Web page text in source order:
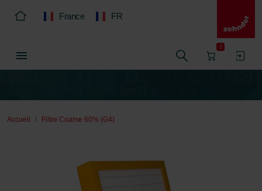
France FR
0
Accueil Filtre Coarse 60% (G4)